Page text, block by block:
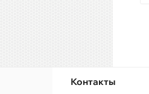
Контакты